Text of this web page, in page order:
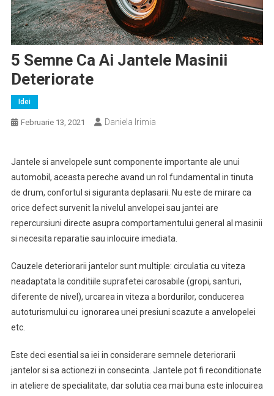
5 Semne Ca Ai Jantele Masinii
Deteriorate
Idei
Februarie 13, 2021 Daniela Irimia
Jantele si anvelopele sunt componente importante ale unui
automobil, aceasta pereche avand un rol fundamental in tinuta
de drum, confortul si siguranta deplasarii. Nu este de mirare ca
orice defect survenit la nivelul anvelopei sau jantei are
repercursiuni directe asupra comportamentului general al masinii
si necesita reparatie sau inlocuire imediata.
Cauzele deteriorarii jantelor sunt multiple: circulatia cu viteza
neadaptata la conditiile suprafetei carosabile (gropi, santuri,
diferente de nivel), urcarea in viteza a bordurilor, conducerea
autoturismului cu ignorarea unei presiuni scazute a anvelopelei
etc.
Este deci esential sa iei in considerare semnele deteriorarii
jantelor si sa actionezi in consecinta. Jantele pot fi reconditionate
in ateliere de specialitate, dar solutia cea mai buna este inlocuirea